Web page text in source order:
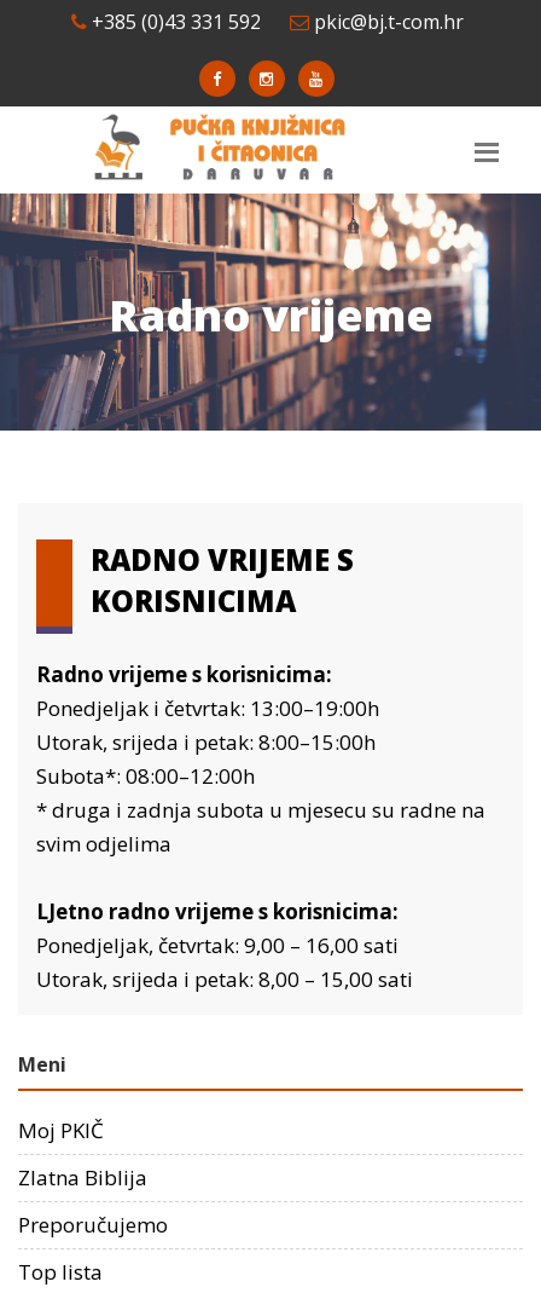
+385 (0)43 331 592 pkic@bj.t-com.hr
Radno vrijeme
RADNO VRIJEME S
KORISNICIMA
Radno vrijeme s korisnicima:
Ponedjeljak i četvrtak: 13:00–19:00h
Utorak, srijeda i petak: 8:00–15:00h
Subota*: 08:00–12:00h
* druga i zadnja subota u mjesecu su radne na
svim odjelima
LJetno radno vrijeme s korisnicima:
Ponedjeljak, četvrtak: 9,00 – 16,00 sati
Utorak, srijeda i petak: 8,00 – 15,00 sati
Meni
Moj PKIČ
Zlatna Biblija
Preporučujemo
Top lista